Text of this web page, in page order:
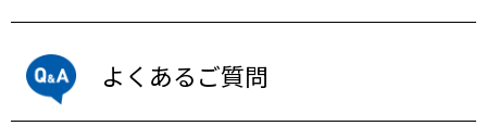
よくあるご質問